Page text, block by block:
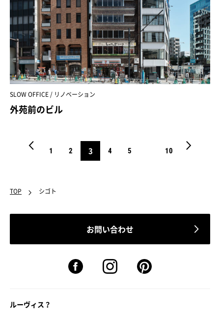
SLOW OFFICE / リノベーション
外苑前のビル
1 2 3 4 5 10
TOP シゴト
お問い合わせ
ルーヴィス？